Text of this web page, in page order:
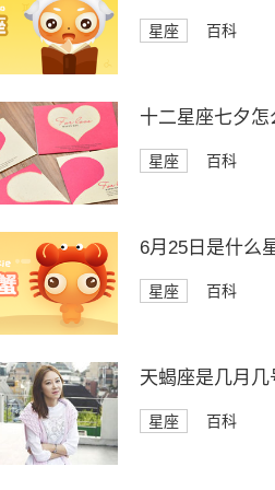
星座 百科
十二星座七夕怎
星座 百科
6月25日是什么
星座 百科
天蝎座是几月
星座 百科